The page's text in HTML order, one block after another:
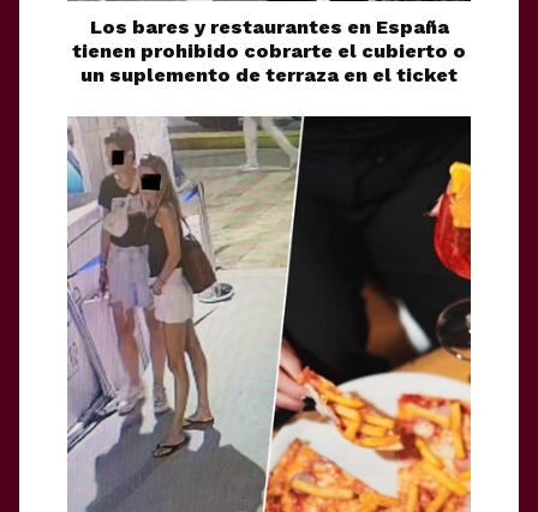
Los bares y restaurantes en España
tienen prohibido cobrarte el cubierto o
un suplemento de terraza en el ticket